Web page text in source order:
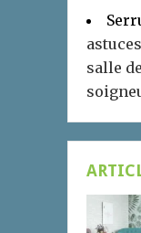
salle